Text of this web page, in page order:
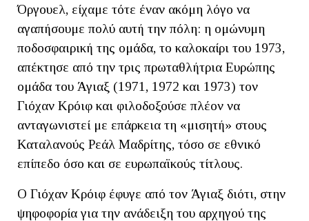
Όργουελ, είχαμε τότε έναν ακόμη λόγο να
αγαπήσουμε πολύ αυτή την πόλη: η ομώνυμη
ποδοσφαιρική της ομάδα, το καλοκαίρι του 1973,
απέκτησε από την τρις πρωταθλήτρια Ευρώπης
ομάδα του Άγιαξ (1971, 1972 και 1973) τον
Γιόχαν Κρόιφ και φιλοδοξούσε πλέον να
ανταγωνιστεί με επάρκεια τη «μισητή» στους
Καταλανούς Ρεάλ Μαδρίτης, τόσο σε εθνικό
επίπεδο όσο και σε ευρωπαϊκούς τίτλους.
Ο Γιόχαν Κρόιφ έφυγε από τον Άγιαξ διότι, στην
ψηφοφορία για την ανάδειξη του αρχηγού της